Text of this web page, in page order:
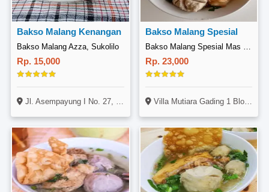
Bakso Malang Kenangan
Bakso Malang Azza, Sukolilo
Rp. 15,000
Jl. Asempayung I No. 27, Sukolilo, Surabaya
Bakso Malang Spesial
Rp. 23,000
Villa Mutiara Gading 1 Blok R1 No 6